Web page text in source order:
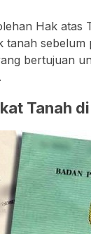
Hak atas
tanah sebelum
bertujuan
Tanah